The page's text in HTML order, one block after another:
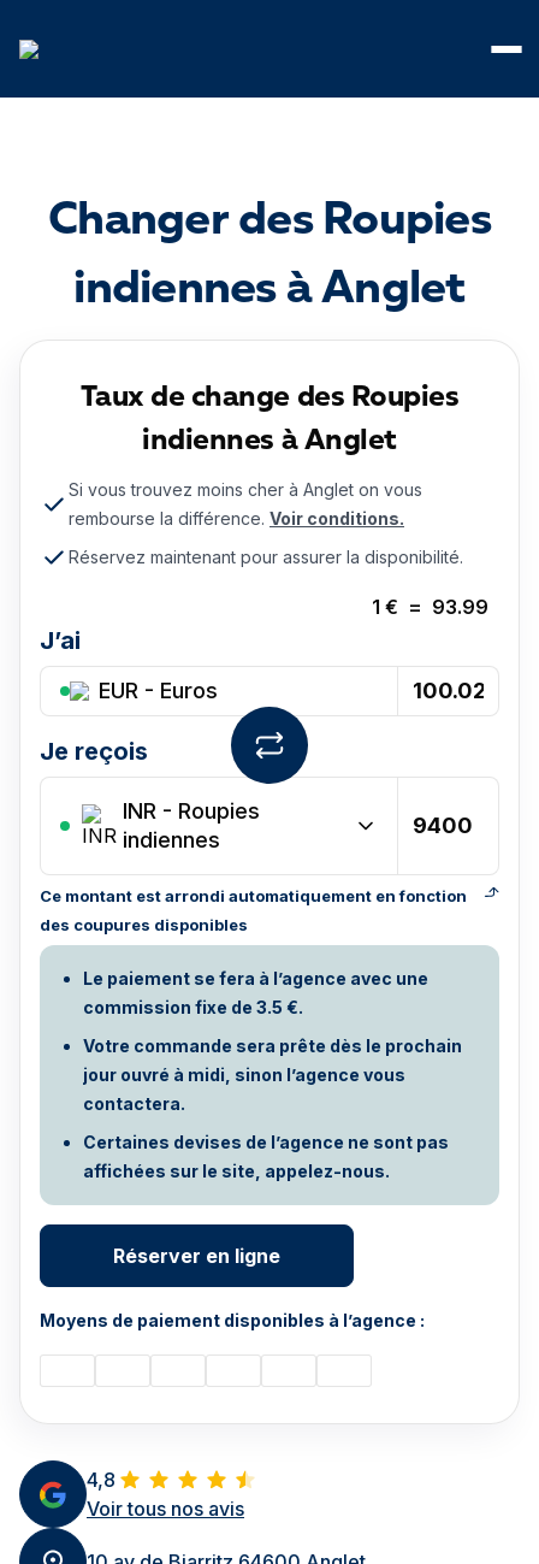
Changer des Roupies
indiennes à Anglet
4,8
Voir tous nos avis
Taux de change des Roupies
indiennes à Anglet
Si vous trouvez moins cher à Anglet on vous
rembourse la différence. Voir conditions.
Réservez maintenant pour assurer la disponibilité.
1 € = 93.99
J’ai
EUR - Euros
Je reçois
INR - Roupies
indiennes
Ce montant est arrondi automatiquement en fonction
des coupures disponibles
Le paiement se fera à l’agence avec une
commission fixe de 3.5 €.
Votre commande sera prête dès le prochain
jour ouvré à midi, sinon l’agence vous
contactera.
Certaines devises de l’agence ne sont pas
affichées sur le site, appelez-nous.
Réserver en ligne
Moyens de paiement disponibles à l’agence :